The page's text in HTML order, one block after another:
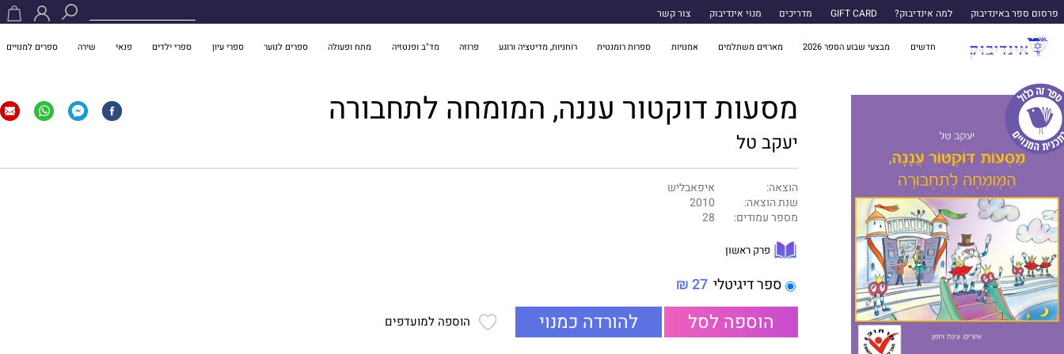
פרסום ספר באינדיבוק למה אינדיבוק? GIFT CARD מדריכים מנוי אינדיבוק צור קשר
חדשים מבצעי שבוע הספר 2026 מארזים משתלמים אמנויות ספרות רומנטית רוחניות, מדיטציה ורוגע פרוזה מד"ב ופנטזיה מתח ופעולה ספרים לנוער ספרי עיון ספרי ילדים פנאי שירה ספרים למנויים
מסעות דוקטור עננה, המומחה לתחבורה
יעקב טל
הוצאה:
איפאבליש
שנת הוצאה:
2010
מספר עמודים:
28
פרק ראשון
ספר דיגיטלי 27 ₪
הוספה לסל להורדה כמנוי הוספה למועדפים